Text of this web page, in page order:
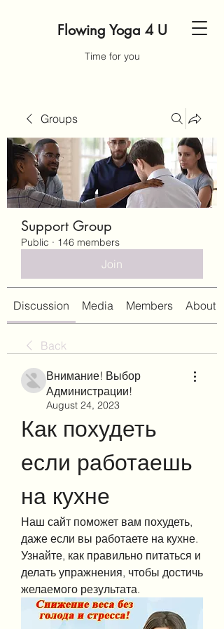
Flowing Yoga 4 U
Time for you
Groups
Support Group
Public · 146 members
Join
Discussion Media Members About
Back
Внимание! Выбор
Администрации!
August 24, 2023
Как похудеть
если работаешь
на кухне
Наш сайт поможет вам похудеть,
даже если вы работаете на кухне.
Узнайте, как правильно питаться и
делать упражнения, чтобы достичь
желаемого результата.